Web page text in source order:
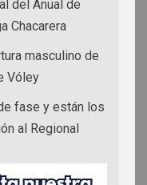
del Anual de
Chacarera
masculino de
Vóley
fase y están los
al Regional